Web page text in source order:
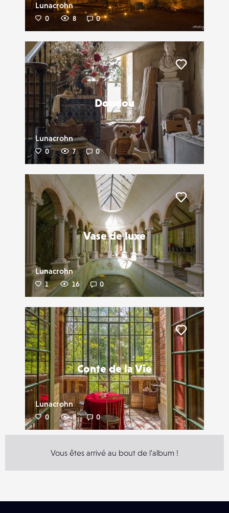
Lunacrohn
0 8 0
Doudou
Lunacrohn
0 7 0
Liker
Vase de luxe
Lunacrohn
1 16 0
Liker
Conte de la Vie
Lunacrohn
0 8 0
Vous êtes arrivé au bout de l'album !